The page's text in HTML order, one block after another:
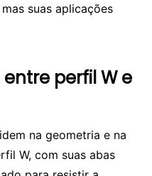
suas aplicações
perfil W e
na geometria e na
W, com suas abas